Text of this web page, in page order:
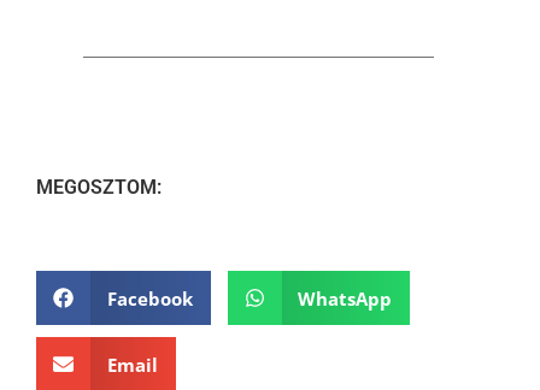
MEGOSZTOM:
Facebook WhatsApp
Email